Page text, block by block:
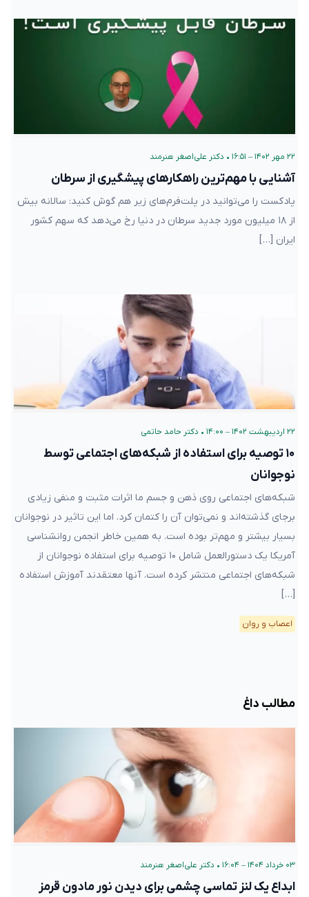
۲۲ مهر ۱۴۰۲ – ۱۶:۵۱ • دکتر علی‌اصغر هنرمند
آشنایی با مهم‌ترین راهکارهای پیشگیری از سرطان
پادکست را می‌توانید در پلت‌فرم‌های زیر هم گوش کنید: سالانه بیش
از ۱۸ میلیون مورد جدید سرطان در دنیا رخ می‌دهد که سهم کشور
ایران […]
۲۲ اردیبهشت ۱۴۰۲ – ۱۴:۰۰ • دکتر حامد حاتمی
۱۰ توصیه برای استفاده از شبکه‌های اجتماعی توسط
نوجوانان
شبکه‌های اجتماعی روی ذهن و جسم ما اثرات مثبت و منفی زیادی
برجای گذشته‌اند و نمی‌توان آن را کتمان کرد. اما این تاثیر در نوجوانان
بسیار بیشتر و مهم‌تر بوده است. به همین خاطر انجمن روانشناسی
آمریکا یک دستورالعمل شامل ۱۰ توصیه برای استفاده نوجوانان از
شبکه‌های اجتماعی منتشر کرده است. آنها معتقدند آموزش استفاده
[…]
اعصاب و روان
مطالب داغ
۰۳ خرداد ۱۴۰۴ – ۱۶:۰۴ • دکتر علی‌اصغر هنرمند
ابداع یک لنز تماسی چشمی برای دیدن نور مادون قرمز